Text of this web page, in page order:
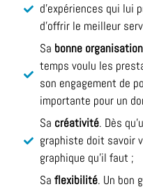
d’expériences qui lui
d’offrir le meilleur
Sa bonne organisation
temps voulu les
son engagement de
importante pour un
Sa créativité. Dès
graphiste doit savoir
graphique qu’il faut ;
Sa flexibilité. Un bon